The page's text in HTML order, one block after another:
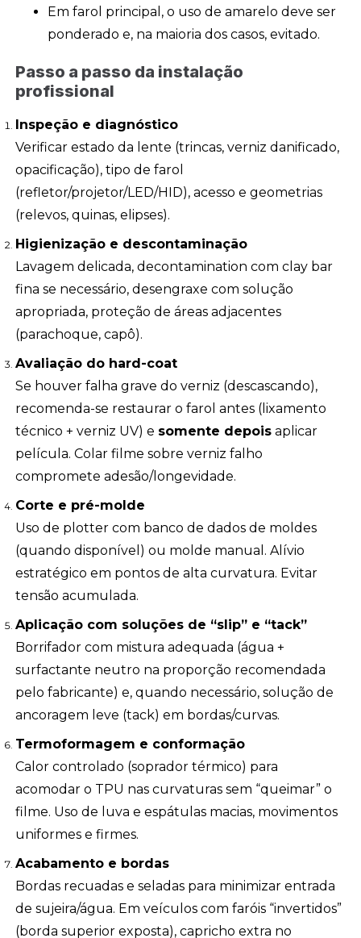
Em farol principal, o uso de amarelo deve ser
ponderado e, na maioria dos casos, evitado.
Passo a passo da instalação
profissional
Inspeção e diagnóstico
Verificar estado da lente (trincas, verniz danificado,
opacificação), tipo de farol
(refletor/projetor/LED/HID), acesso e geometrias
(relevos, quinas, elipses).
Higienização e descontaminação
Lavagem delicada, decontamination com clay bar
fina se necessário, desengraxe com solução
apropriada, proteção de áreas adjacentes
(parachoque, capô).
Avaliação do hard-coat
Se houver falha grave do verniz (descascando),
recomenda-se restaurar o farol antes (lixamento
técnico + verniz UV) e somente depois aplicar
película. Colar filme sobre verniz falho
compromete adesão/longevidade.
Corte e pré-molde
Uso de plotter com banco de dados de moldes
(quando disponível) ou molde manual. Alívio
estratégico em pontos de alta curvatura. Evitar
tensão acumulada.
Aplicação com soluções de “slip” e “tack”
Borrifador com mistura adequada (água +
surfactante neutro na proporção recomendada
pelo fabricante) e, quando necessário, solução de
ancoragem leve (tack) em bordas/curvas.
Termoformagem e conformação
Calor controlado (soprador térmico) para
acomodar o TPU nas curvaturas sem “queimar” o
filme. Uso de luva e espátulas macias, movimentos
uniformes e firmes.
Acabamento e bordas
Bordas recuadas e seladas para minimizar entrada
de sujeira/água. Em veículos com faróis “invertidos”
(borda superior exposta), capricho extra no